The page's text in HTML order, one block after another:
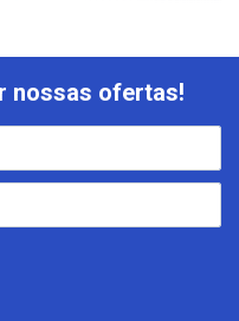
nossas ofertas!